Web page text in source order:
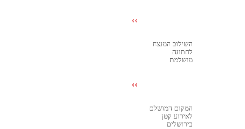
השילוב המנצח
לחתונה
מושלמת
המקום המושלם
לאירוע קטן
בירושלים